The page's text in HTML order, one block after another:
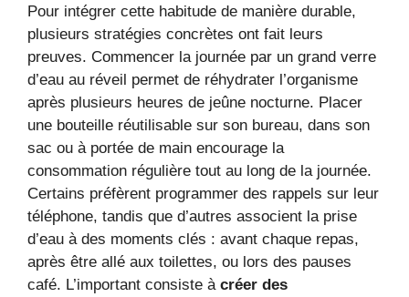
Pour intégrer cette habitude de manière durable,
plusieurs stratégies concrètes ont fait leurs
preuves. Commencer la journée par un grand verre
d’eau au réveil permet de réhydrater l’organisme
après plusieurs heures de jeûne nocturne. Placer
une bouteille réutilisable sur son bureau, dans son
sac ou à portée de main encourage la
consommation régulière tout au long de la journée.
Certains préfèrent programmer des rappels sur leur
téléphone, tandis que d’autres associent la prise
d’eau à des moments clés : avant chaque repas,
après être allé aux toilettes, ou lors des pauses
café. L’important consiste à créer des